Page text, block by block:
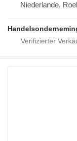
Niederlande,